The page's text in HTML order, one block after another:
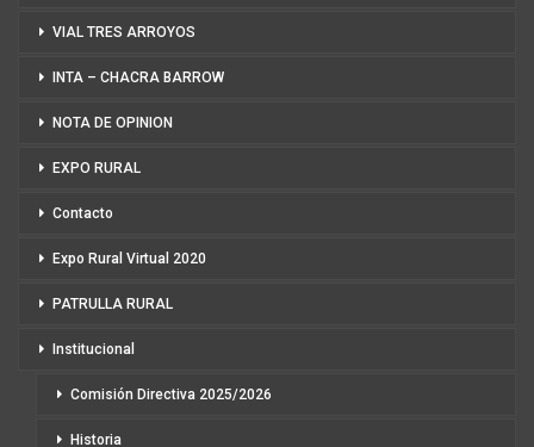
VIAL TRES ARROYOS
INTA – CHACRA BARROW
NOTA DE OPINION
EXPO RURAL
Contacto
Expo Rural Virtual 2020
PATRULLA RURAL
Institucional
Comisión Directiva 2025/2026
Historia